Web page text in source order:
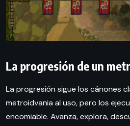
La progresión de un
La progresión sigue los cánones
metroidvania al uso, pero los
encomiable. Avanza, explora,